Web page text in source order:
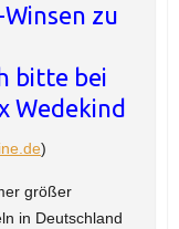
zu
bitte bei
Wedekind
)
größer
in Deutschland